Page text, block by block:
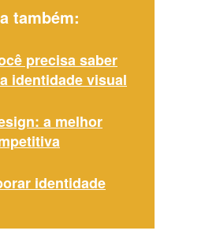
também:
precisa saber
identidade visual
a melhor
identidade